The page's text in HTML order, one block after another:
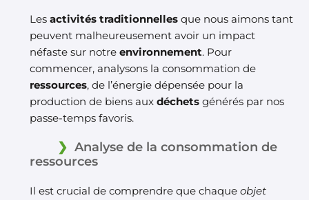
Les activités traditionnelles que nous aimons tant
peuvent malheureusement avoir un impact
néfaste sur notre environnement. Pour
commencer, analysons la consommation de
ressources, de l’énergie dépensée pour la
production de biens aux déchets générés par nos
passe-temps favoris.
Analyse de la consommation de
ressources
Il est crucial de comprendre que chaque objet